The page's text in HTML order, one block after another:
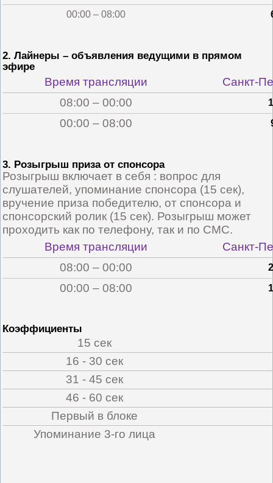
00:00 – 08:00
2. Лайнеры – объявления ведущими в прямом
эфире
Время трансляции
Санкт-
08:00 – 00:00
1
00:00 – 08:00
3. Розыгрыш приза от спонсора
Розыгрыш включает в себя : вопрос для
слушателей, упоминание спонсора (15 сек),
вручение приза победителю, от спонсора и
спонсорский ролик (15 сек). Розыгрыш может
проходить как по телефону, так и по СМС.
Время трансляции
Санкт-
08:00 – 00:00
2
00:00 – 08:00
Коэффициенты
15 сек
16 - 30 сек
31 - 45 сек
46 - 60 сек
Первый в блоке
Упоминание 3-го лица